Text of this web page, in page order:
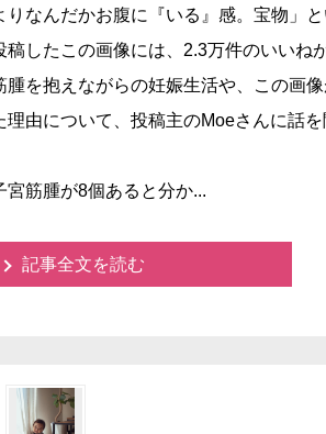
りなんだかお腹に『いる』感。宝物」
稿したこの画像には、2.3万件のいいね
腫を抱えながらの妊娠生活や、この画
理由について、投稿主のMoeさんに話を
筋腫が8個あると分か...
記事全文を読む